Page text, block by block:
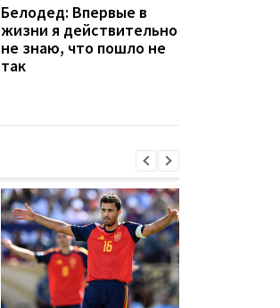
Белодед: Впервые в
жизни я действительно
не знаю, что пошло не
так